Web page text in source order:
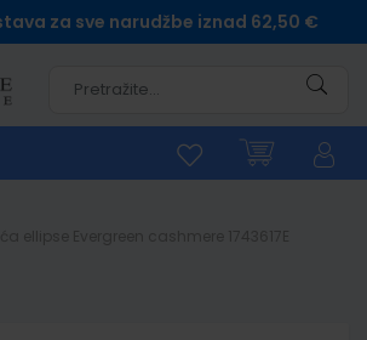
za sve narudžbe iznad 62,50 €